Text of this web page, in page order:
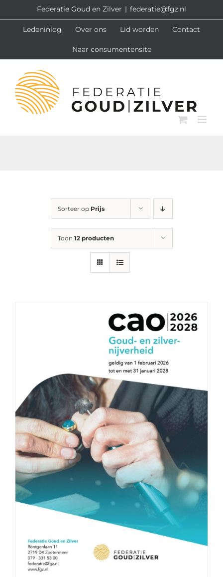
naar
inhoud
Federatie Goud en Zilver | federatie@fgz.nl
Ledeninlog Over ons Lid worden Contact
Naar consumentensite
Sorteer op Prijs
Toon 12 producten